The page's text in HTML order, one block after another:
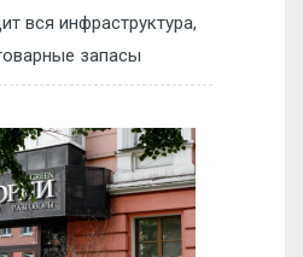
вся инфраструктура,
запасы